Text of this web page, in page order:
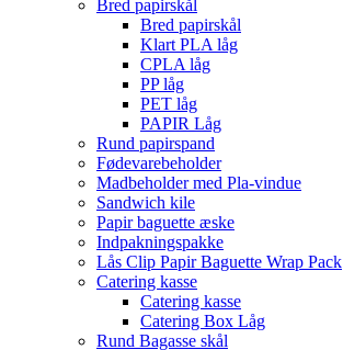
Bred papirskål
Bred papirskål
Klart PLA låg
CPLA låg
PP låg
PET låg
PAPIR Låg
Rund papirspand
Fødevarebeholder
Madbeholder med Pla-vindue
Sandwich kile
Papir baguette æske
Indpakningspakke
Lås Clip Papir Baguette Wrap Pack
Catering kasse
Catering kasse
Catering Box Låg
Rund Bagasse skål